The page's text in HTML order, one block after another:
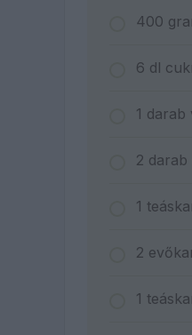
400
6 dl
1 darab
2 darab
1
2
1